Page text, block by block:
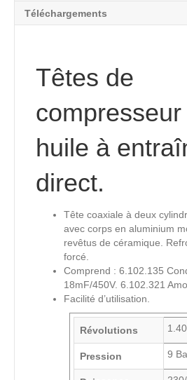
Téléchargements
Têtes de
huile à
direct.
Tête coaxiale à deux
avec corps en aluminium
revêtus de céramique.
forcé.
Comprend : 6.102.135
18mF/450V. 6.102.321
Facilité d’utilisation.
Révolutions
Pression 9